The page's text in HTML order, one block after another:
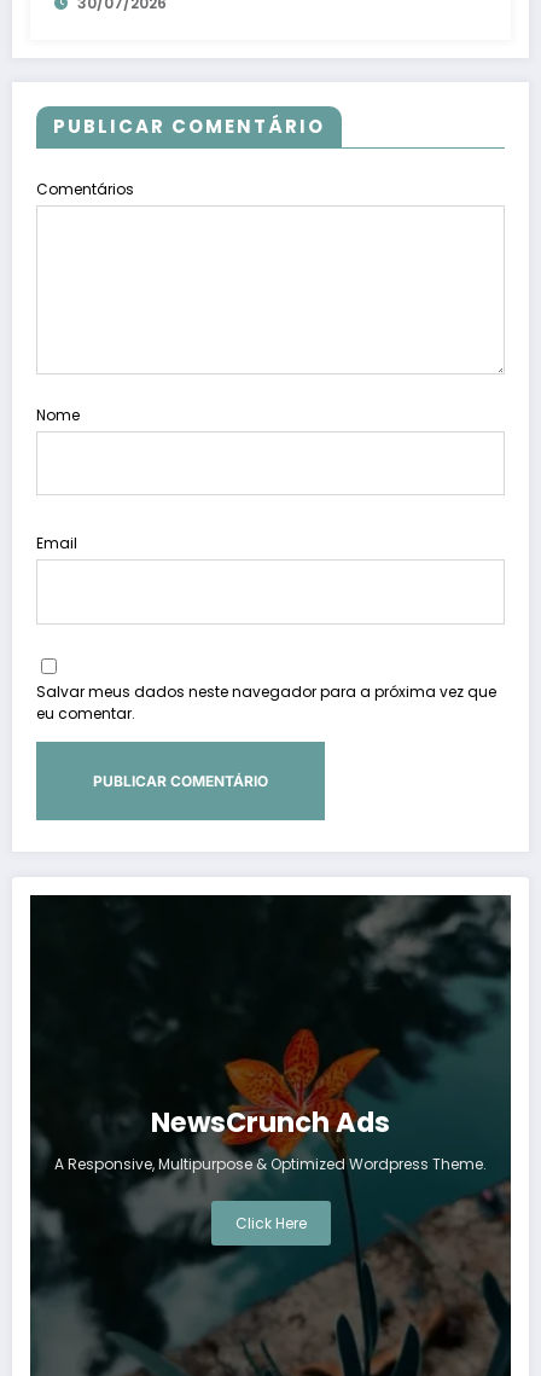
PUBLICAR COMENTÁRIO
Comentários
Nome
Email
Salvar meus dados neste navegador para a próxima vez que
eu comentar.
NewsCrunch Ads
A Responsive, Multipurpose & Optimized Wordpress Theme.
Click Here